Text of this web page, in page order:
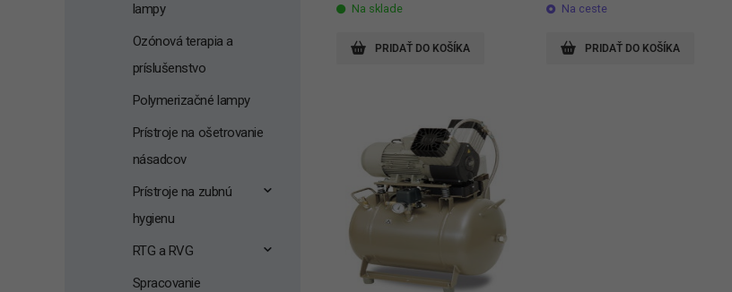
Na sklade
PRIDAŤ DO KOŠÍKA
Na ceste
PRIDAŤ DO KOŠÍKA
lampy
Ozónová terapia a
príslušenstvo
Polymerizačné lampy
Prístroje na ošetrovanie
násadcov
Prístroje na zubnú
hygienu
RTG a RVG
Spracovanie